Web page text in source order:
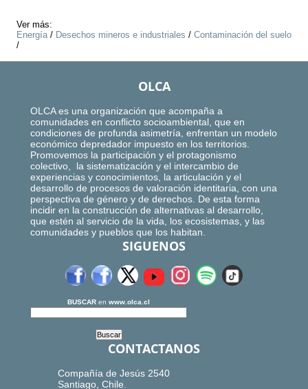
Ver más:
Energía/ Desechos mineros e industriales / Contaminación del suelo
/
OLCA
OLCA es una organización que acompaña a
comunidades en conflicto socioambiental, que en
condiciones de profunda asimetría, enfrentan un modelo
económico depredador impuesto en los territorios.
Promovemos la participación y el protagonismo
colectivo, la sistematización y el intercambio de
experiencias y conocimientos, la articulación y el
desarrollo de procesos de valoración identitaria, con una
perspectiva de género y de derechos. De esta forma
incidir en la construcción de alternativas al desarrollo,
que estén al servicio de la vida, los ecosistemas, y las
comunidades y pueblos que los habitan.
SIGUENOS
BUSCAR en www.olca.cl
CONTACTANOS
Compañía de Jesús 2540
Santiago, Chile.